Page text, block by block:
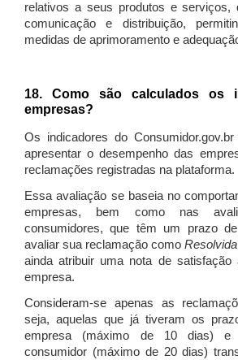
relativos a seus produtos e serviços,
comunicação e distribuição,
medidas de aprimoramento e
18. Como são calculados os
empresas?
Os indicadores do
apresentar o desempenho das
reclamações registradas na plataforma.
Essa avaliação se baseia no
empresas, bem como nas
consumidores, que têm um prazo
avaliar sua reclamação como Resolvida
ainda atribuir uma nota de satisfação
empresa.
Consideram-se apenas as
seja, aquelas que já tiveram os
empresa (máximo de 10 dias) e
consumidor (máximo de 20 dias)